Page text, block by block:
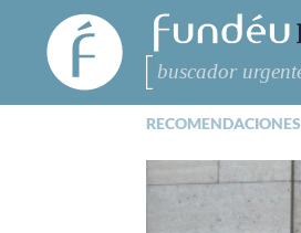
FundéuRAE
- Fundación
del Español
Urgente
Buscar
RECOMENDACIONES